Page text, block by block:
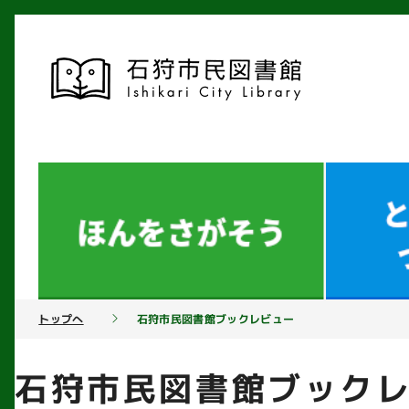
トップへ 石狩市民図書館ブックレビュー
石狩市民図書館ブック